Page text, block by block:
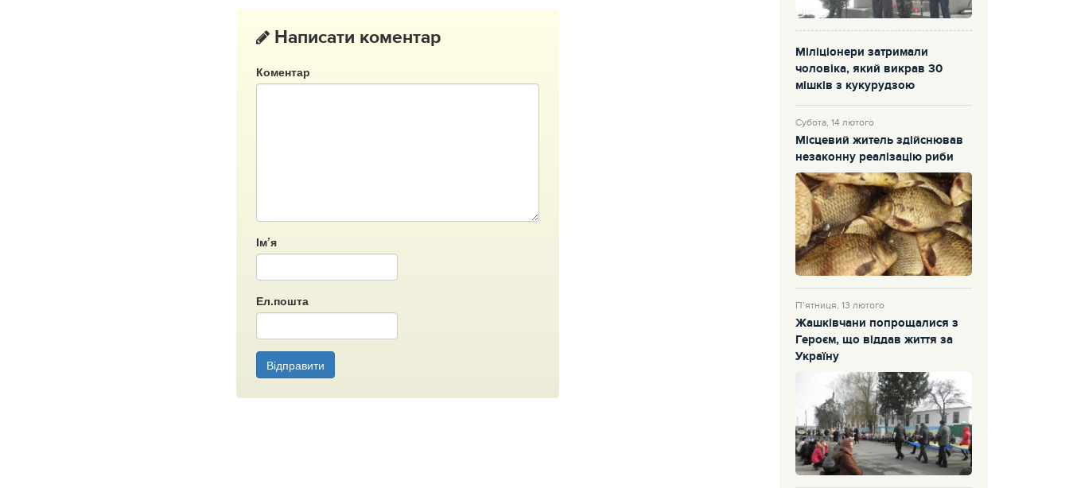
Написати коментар
Коментар
Ім’я
Ел.пошта
Відправити
Міліціонери затримали
чоловіка, який викрав 30
мішків з кукурудзою
Субота, 14 лютого
Місцевий житель здійснював
незаконну реалізацію риби
П’ятниця, 13 лютого
Жашківчани попрощалися з
Героєм, що віддав життя за
Україну